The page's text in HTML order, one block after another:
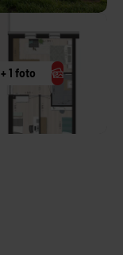
+ 1 foto